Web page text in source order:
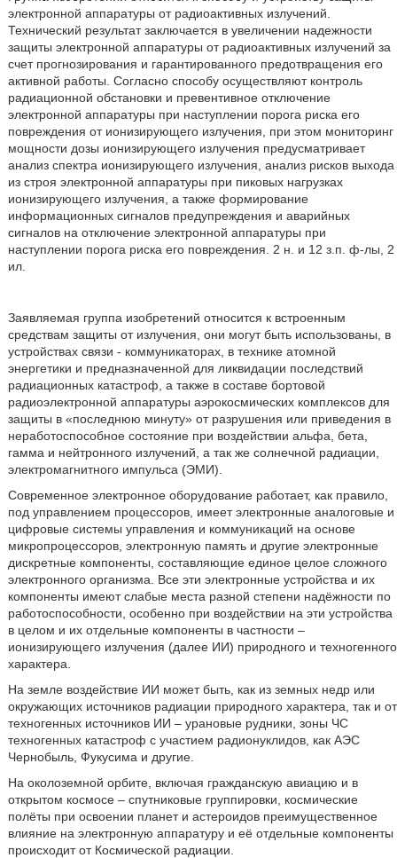
электронной аппаратуры от радиоактивных излучений.
Технический результат заключается в увеличении надежности
защиты электронной аппаратуры от радиоактивных излучений за
счет прогнозирования и гарантированного предотвращения его
активной работы. Согласно способу осуществляют контроль
радиационной обстановки и превентивное отключение
электронной аппаратуры при наступлении порога риска его
повреждения от ионизирующего излучения, при этом мониторинг
мощности дозы ионизирующего излучения предусматривает
анализ спектра ионизирующего излучения, анализ рисков выхода
из строя электронной аппаратуры при пиковых нагрузках
ионизирующего излучения, а также формирование
информационных сигналов предупреждения и аварийных
сигналов на отключение электронной аппаратуры при
наступлении порога риска его повреждения. 2 н. и 12 з.п. ф-лы, 2
ил.
Заявляемая группа изобретений относится к встроенным
средствам защиты от излучения, они могут быть использованы, в
устройствах связи - коммуникаторах, в технике атомной
энергетики и предназначенной для ликвидации последствий
радиационных катастроф, а также в составе бортовой
радиоэлектронной аппаратуры аэрокосмических комплексов для
защиты в «последнюю минуту» от разрушения или приведения в
неработоспособное состояние при воздействии альфа, бета,
гамма и нейтронного излучений, а так же солнечной радиации,
электромагнитного импульса (ЭМИ).
Современное электронное оборудование работает, как правило,
под управлением процессоров, имеет электронные аналоговые и
цифровые системы управления и коммуникаций на основе
микропроцессоров, электронную память и другие электронные
дискретные компоненты, составляющие единое целое сложного
электронного организма. Все эти электронные устройства и их
компоненты имеют слабые места разной степени надёжности по
работоспособности, особенно при воздействии на эти устройства
в целом и их отдельные компоненты в частности –
ионизирующего излучения (далее ИИ) природного и техногенного
характера.
На земле воздействие ИИ может быть, как из земных недр или
окружающих источников радиации природного характера, так и от
техногенных источников ИИ – урановые рудники, зоны ЧС
техногенных катастроф с участием радионуклидов, как АЭС
Чернобыль, Фукусима и другие.
На околоземной орбите, включая гражданскую авиацию и в
открытом космосе – спутниковые группировки, космические
полёты при освоении планет и астероидов преимущественное
влияние на электронную аппаратуру и её отдельные компоненты
происходит от Космической радиации.